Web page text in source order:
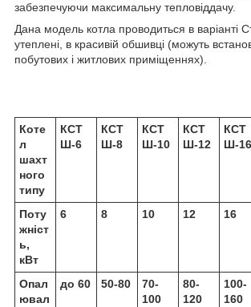
забезпечуючи максимальну тепловіддачу.
Дана модель котла проводиться в варіанті
утеплені, в красивій обшивці (можуть
побутових і житлових приміщеннях).
Коте
л
шахт
ного
типу
КСТ
Ш-6
КСТ
Ш-8
КСТ
Ш-10
КСТ
Ш-12
КСТ
Ш-16
Поту
жніст
ь,
кВт
6 8 10 12 16
Опал
ювал
до 60 50-80
70-
100
80-
120
100-
160